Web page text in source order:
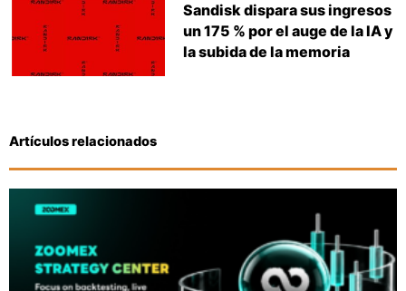
Sandisk dispara sus ingresos
un 175 % por el auge de la IA y
la subida de la memoria
Artículos relacionados